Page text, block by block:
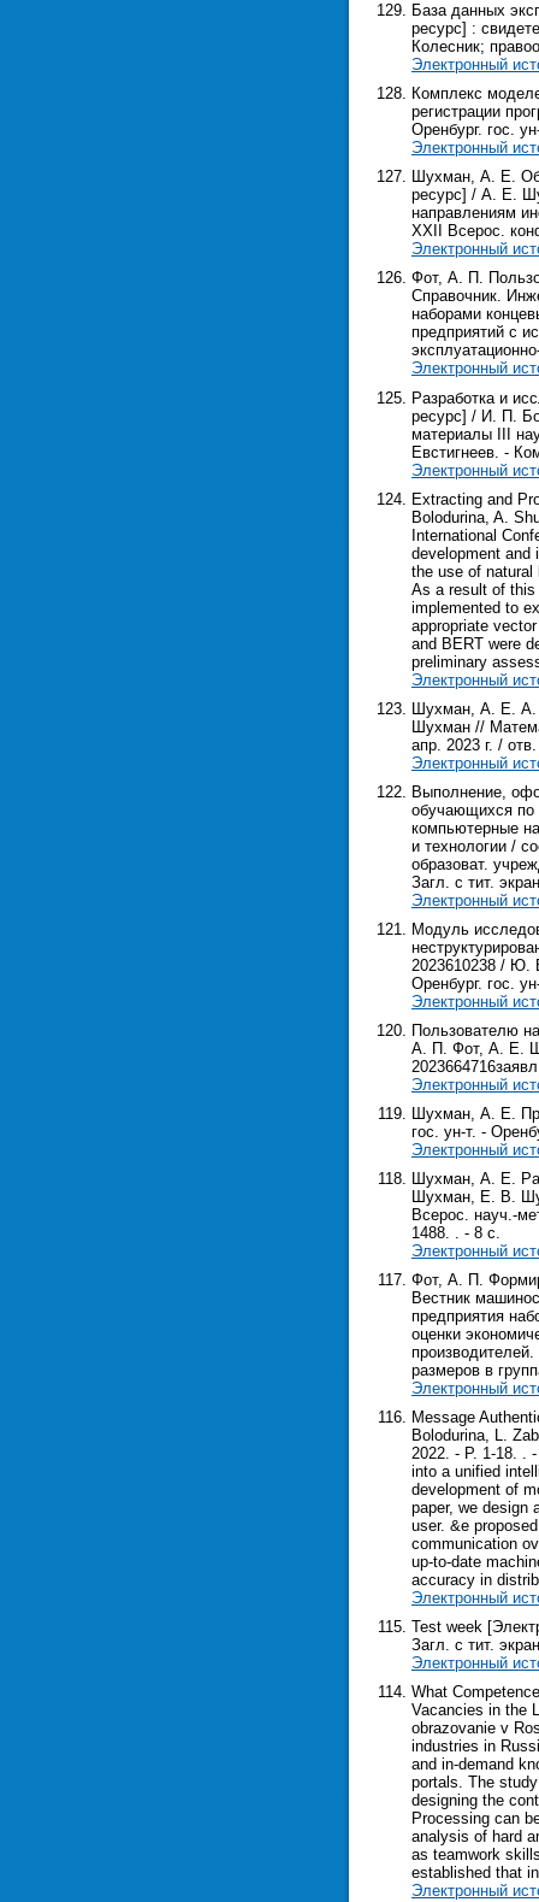
База данных
ресурс] :
Колесник;
Электронный
Комплекс
регистрации
Оренбург. гос.
Электронный
Шухман, А. Е.
ресурс] / А. Е.
направлениям
XXII Всерос.
Электронный
Фот, А. П.
Справочник.
наборами
предприятий с
Электронный
Разработка и
ресурс] / И. П.
материалы III
Евстигнеев. -
Электронный
Extracting and
Bolodurina, A.
International
development and
the use of natural
As a result of this
implemented to
appropriate
and BERT were
preliminary
Электронный
Шухман, А. Е. А.
Шухман //
апр. 2023 г. /
Электронный
Выполнение,
обучающихся по
компьютерные
и технологии /
образоват.
Загл. с тит.
Электронный
Модуль
2023610238 / Ю.
Оренбург. гос.
Электронный
Пользователю
А. П. Фот, А. Е.
Электронный
Шухман, А. Е.
гос. ун-т. -
Электронный
Шухман, А. Е.
Шухман, Е. В.
Всерос. науч.-
1488. . - 8 с.
Электронный
Фот, А. П.
Вестник
предприятия
оценки
размеров в
Электронный
Message
Bolodurina, L.
2022. - P. 1-18. .
into a unified
development of
paper, we design
user. &e
communication
up-to-date
accuracy in
Электронный
Test week
Загл. с тит.
Электронный
What
Vacancies in the
obrazovanie v
industries in
and in-demand
portals. The
designing the
Processing can
analysis of hard
as teamwork
established that
Электронный